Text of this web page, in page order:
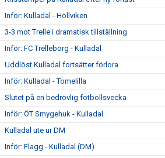
Inför: Kulladal - Höllviken
3-3 mot Trelle i dramatisk tillställning
Inför: FC Trelleborg - Kulladal
Uddlöst Kulladal fortsätter förlora
Inför: Kulladal - Tomelilla
Slutet på en bedrövlig fotbollsvecka
Inför: ÖT Smygehuk - Kulladal
Kulladal ute ur DM
Inför: Flagg - Kulladal (DM)